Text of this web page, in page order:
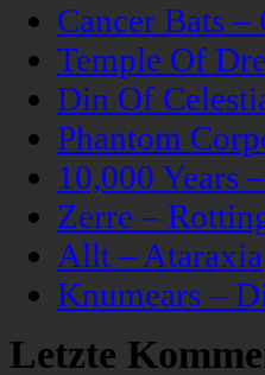
Cancer Bats
Temple Of
Din Of
Phantom
10,000 Years
Zerre –
Allt – Ataraxia
Knumears –
Letzte